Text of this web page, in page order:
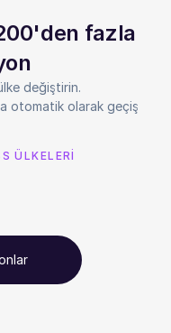
fazla
değiştirin.
otomatik olarak geçiş
ÜLKELERİ